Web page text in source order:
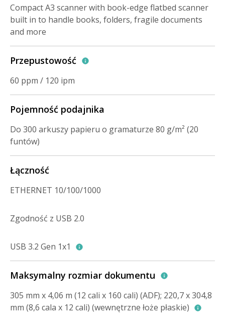
Compact A3 scanner with book-edge flatbed scanner
built in to handle books, folders, fragile documents
and more
Przepustowość
60 ppm / 120 ipm
Pojemność podajnika
Do 300 arkuszy papieru o gramaturze 80 g/m² (20
funtów)
Łączność
ETHERNET 10/100/1000
Zgodność z USB 2.0
USB 3.2 Gen 1x1
Maksymalny rozmiar dokumentu
305 mm x 4,06 m (12 cali x 160 cali) (ADF); 220,7 x 304,8
mm (8,6 cala x 12 cali) (wewnętrzne łoże płaskie)